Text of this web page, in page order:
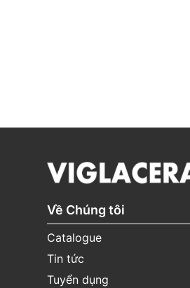
Về Chúng tôi
Catalogue
Tin tức
Tuyển dụng